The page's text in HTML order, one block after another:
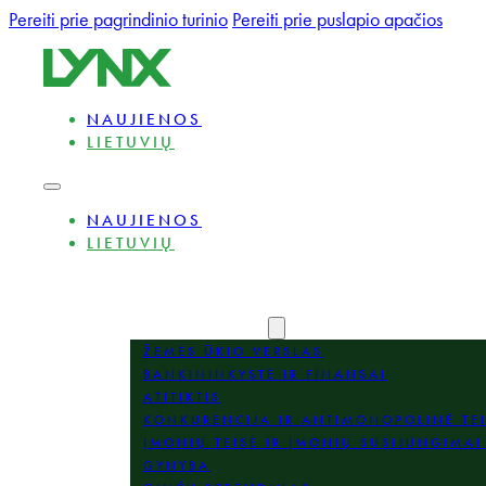
Pereiti prie pagrindinio turinio Pereiti prie puslapio apačios
NAUJIENOS
LIETUVIŲ
NAUJIENOS
LIETUVIŲ
ŽEMĖS ŪKIO VERSLAS
BANKININKYSTĖ IR FINANSAI
ATITIKTIS
KONKURENCIJA IR ANTIMONOPOLINĖ
ĮMONIŲ TEISĖ IR ĮMONIŲ
GYNYBA